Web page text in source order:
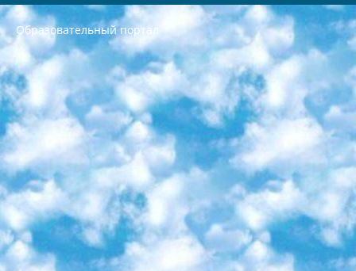
Образовательный портал
РЕСПУБЛИКА УЗБЕКИСТАН МИНИСТРЕРСТВО ДОШКОЛЬНОГО И ШКОЛЬНОГО ОБРАЗОВАНИЯ КОМАНДА в общеобразовательных учреждениях в 2023-2024 учебном году организация и проведение итоговой государственной аттестации обучающихся о Министра дошкольного и школьного образования Республики Узбекистан от 4 марта 2008 года (постановлением Минюста от 20 марта 2008 года № 1778 государственной регистрации) «Итоговое состояние учащихся общего среднего образования на основании положения об утверждении положения об аттестации общего среднего образования выпускной экзамен студентов в образовательных учреждениях в 2023-2024 учебном году В целях организации и прохождения аттестации приказываю: 1. Следующее: перечень предметов, по которым будет проводиться итоговая государственная аттестация и экзамен формы перевода согласно приложению 1; сертификаты международного образца, оценивающие уровень владения иностранными языками перечень согласно приложению 2; 2. Педагогический при специализированных образовательных учреждениях. научно-практический центр квалификации и международной оценки (Д.Давидова) 2024 г. До 25 марта: задания по предметам, по которым будет проводиться итоговая аттестация разработка и утверждение технических условий; итоговая аттестация на основании разработанного предметного задания разработка вопросов по предметам (устно и письменно), экзамен передача; общеобразовательные средние школы и специальные учебные заведения учащиеся выпускных классов школ и интернатов в агентской системе подготовка базы данных экзаменационных материалов и критериев оценки; перевод базы экзаменационных материалов на все языки обучения подать в Республиканский образовательный центр для изготовления; варианты экзаменов на основе разработанных контрольных материалов пусть будут поставлены задачи формирования. 3. Республиканский образовательный центр (Ш.Худайкулов) до 5 апреля 2024 года. до: база данных предоставленных экзаменационных материалов на все языки обучения перевод и экспертиза; для слепых, слабовидящих, глухих, слабослышащих и умственно отсталых детей учащиеся выпускных классов специализированных школ и школ-интернатов база данных экзаменационных материалов на всех преподаваемых языках подготовка критериев оценки; специализированные школы для умственно отсталых детей и технологии для учащихся выпускных классов школ-интернатов разработка соответствующих рекомендаций и критериев проведения ЕГЭ по естествознанию давать задания. 4. Педагогический при специализированных образовательных учреждениях. Научно-практический центр навыков и международной оценки (Д.Давидова), Республика образовательный центр (Худайкулов Ш.) итоговый государственный аттестационный экзамен ориентирован на творческое и логическое мышление при подготовке базы материалов учитывать введение заданий. 5. Следует отметить, что: сертификат государственного образца о знании общеобразовательного предмета и как минимум национальный уровень B1 по предметам на иностранных языках, указанным в Приложении 2. или международно признанный сертификат эквивалентного уровня студенты, изучающие определенный предмет, освобождаются от экзамена; по соответствующим предметам запланирована итоговая государственная аттестация за день до дня, путем жеребьевки Рабочей группой (в письменной форме по предметам, проводимым в форме) из числа сформированных вариантов выбрано 2 варианта; 2 выбранных варианта экзамена анонсированы на официальном сайте министерства и все выпускники по всей стране на основе этих вариантов проводит итоговую государственную аттестацию. 6. Государственное образование учащихся средних общеобразовательных учреждений. знания в соответствии с квалификационными требованиями, которые необходимо приобрести на основании стандартов итоговый (выпускной) контроль для 9 и 11 классов в целях тестирования Экзамены (далее – экзамены) состоят из предметов, перечисленных в приложении 1. будет сделано. 7. Экзамены пройдут с 26 мая по 15 июня 2024 г. (кроме науки физического воспитания). 8. Физическая для учащихся 9 классов общесредних образовательных учреждений. Экзамены по предмету «Образование, квалификация медицина» 1-6 мая 2024 года. сотрудники перевести под присмотр (с отклонениями в физическом или умственном развитии) специализированная школа для детей, школы-интернаты и со сколиозом школы-интернаты санаторного типа для больных детей исключены). 9. Он был слепым, слабовидящим и имел нарушения опорно-двигательного аппарата. экзамены в специализированных школах и интернатах для детей должны проводиться исходя из требований, предъявляемых к общеобразовательным учреждениям (физкультура кроме науки). 10. Специализированная школа для глухих и слабослышащих детей. и экзамены в интернатах и быть реализован в виде письменного теста по математике. 11. Специальность для умственно отсталых детей. Для 9 класса Родной язык и литературное письмо Государственный язык (язык обучения – узбекский). для неклассов) написано Математическое письмо Письменная/устная история Узбекистана Физическое воспитание практично Итоговый контроль Для 11 класса Написание родного языка и литературы (эссе) Математическое письмо Узбекский язык (обучение на узбекском языке) не посещающее общее среднее образование для учреждений)/Образовательное учреждение выбор письменный и устный Иностранный язык письменный/устный Письменная/устная история Узбекистана *По выбору студента:  Химия  Физика  Основы государственного права  География 10 бесплатных образовательных ресурсов - Мы составили подборку онлайн-проектов с интерактивными упражнениями, видеолекциями и статьями. Они помогут вам обрести новые и освежить старые знания бесплатно. 1. «ИНТУИТ» Старейшая образовательная площадка Рунета. Здесь вы найдёте сотни текстовых и видеокурсов на десятки различных тем — от программирования до психологии. Многие курсы подготовлены российскими университетами и крупными международными компаниями вроде Intel и Microsoft. Самостоятельное обучение бесплатное, но желающие могут оплатить услуги персональных наставников. 2. «Смартия» знакомит с актуальными профессиями и подсказывает, как им обучаться. Выбрав заинтересовавшую вас специальность — SMM-специалист, фотограф, веб-дизайнер или другую, — увидите список необходимых для неё умений. Чтобы вы могли освоить их самостоятельно, для каждого умения площадка отображает подборку ссылок на учебные материалы. Хотя «Смартия» ориентируется на русскоязычную аудиторию, часть контента всё же доступна только на английском. 3. «Лекторий Физтеха» Проект Московского физико-технического института (Физтеха). С его помощью вы можете смотреть онлайн серии лекций, записанные на видео в этом вузе. В числе доступных предметов — физика, биология, химия, информационные технологии и другие. К некоторым лекциям администрация ресурса прилагает готовые конспекты, которые можно скачивать в PDF-формате. 4. ITMOcourses Онлайн-площадка Санкт-Петербургского национального исследовательского университета информационных технологий, механики и оптики (ИТМО). Ресурс предоставляет свободный доступ к курсам, разработанным в этом вузе. Каталог материалов разбит на четыре категории: «Оптические системы и технологии», «Приборостроение и робототехника», «Информационные технологии» и «Биотехнологии». Курсы состоят из видеолекций, интерактивных демонстраций и заданий. 5. «КиберЛенинка» Электронная научная библиотека открытого доступа. Каталог площадки регулярно обрастает текстами статей из различных научных изданий. Сгруппированные по журналам и рубрикам публикации можно читать онлайн или скачивать целиком в PDF-формате. Проект нацелен на популяризацию науки за счёт открытого доступа к качественной информации. 6. «ПостНаука» На этом ресурсе публикуют подборки видеолекций, составленные экспертами из разных отраслей и объединённые общими темами. Среди них, к примеру, есть серии «Биоинформатика и геномика», «Культура средневековой Скандинавии» и Cinema Studies о теории кино. Каждая подборка лекций — логически связанная история, рассказанная экспертом от первого лица. Кроме того, на сайте появляются научно-образовательные статьи и тесты на разные темы. 7. «Newочём» Команда проекта «Newочём» отбирает самые интересные тексты из англоязычных СМИ и переводит те из них, за которые голосуют участники сообщества «ВКонтакте». По большей части это научно-популярные статьи. Редакторы придумывают лишь заголовки, в остальном содержание переводов соответствует оригиналам. Полные тексты можно читать прямо в социальной сети. 8. InternetUrok Онлайн-база материалов по основным дисциплинам школьной программы. Информация на сайте структурирована по классам, предметам и темам (урокам). Каждый урок состоит из видеолекций и конспектов. Есть также интерактивные тренажёры и тесты для закрепления пройденного материала. Даже если вы давно окончили школу, возможность повторить программу старших классов всегда может пригодиться. 9. Edutainme Ещё один ресурс об образовании. В отличие от Newtonew, как мне кажется, Edutainme больше ориентируется на представителей индустрии: педагогов, предпринимателей, разработчиков образовательных проектов. Но и любой, кто просто стремится к саморазвитию, найдёт на сайте много полезного и интересного для себя. Например, информацию о новых курсах и образовательных сервисах. 10. Newtonew Онлайн-медиа об образовании и обучении в широком смысле. Авторы Newtonew пишут об инструментах, заведениях, тактиках и стратегиях, которые помогают учить других и получать новые знания самостоятельно. На этой площадке вы найдёте новости, обзоры, аналитические мат